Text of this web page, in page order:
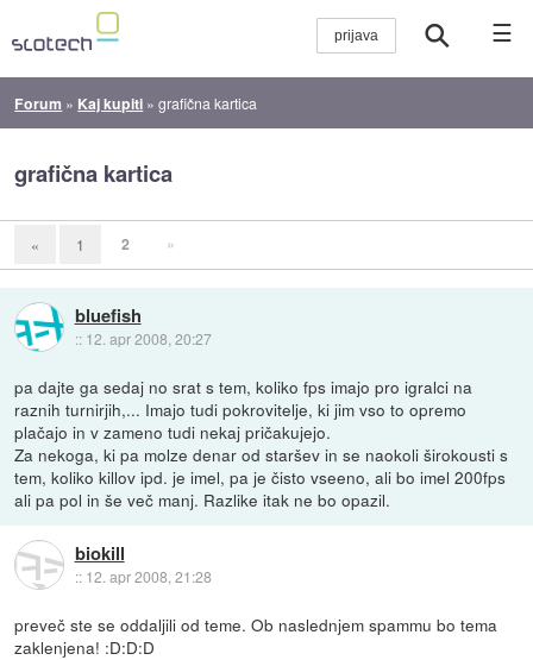
☰
Forum » Kaj kupiti »grafična kartica
grafična kartica
« 1 2 »
bluefish
:: 12. apr 2008, 20:27
pa dajte ga sedaj no srat s tem, koliko fps imajo pro igralci na
raznih turnirjih,... Imajo tudi pokrovitelje, ki jim vso to opremo
plačajo in v zameno tudi nekaj pričakujejo.
Za nekoga, ki pa molze denar od staršev in se naokoli širokousti s
tem, koliko killov ipd. je imel, pa je čisto vseeno, ali bo imel 200fps
ali pa pol in še več manj. Razlike itak ne bo opazil.
biokill
:: 12. apr 2008, 21:28
preveč ste se oddaljili od teme. Ob naslednjem spammu bo tema
zaklenjena! :D:D:D